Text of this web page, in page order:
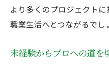
より多くのプロジェクト
職業生活へとつながるでし
未経験からプロへの道を